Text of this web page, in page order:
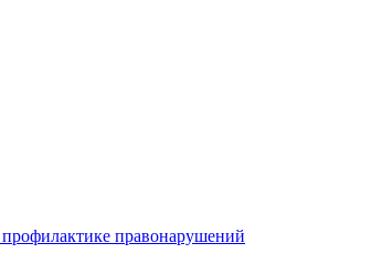
правонарушений